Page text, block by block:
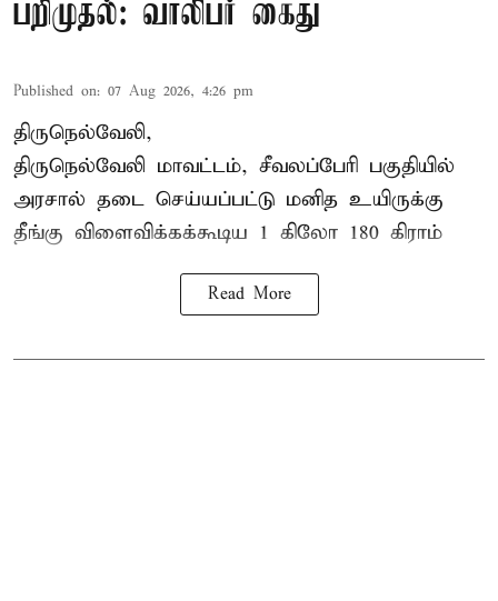
பறிமுதல்: வாலிபர் கைது
Published on: 07 Aug 2026, 4:26 pm
திருநெல்வேலி,
திருநெல்வேலி மாவட்டம், சீவலப்பேரி பகுதியில்
அரசால் தடை செய்யப்பட்டு மனித உயிருக்கு
தீங்கு விளைவிக்கக்கூடிய 1 கிலோ 180 கிராம்
Read More